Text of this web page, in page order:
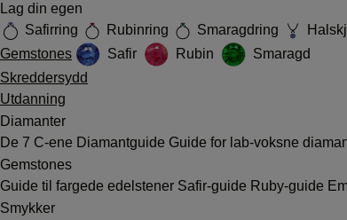
Lag din egen
Safirring
Rubinring Smaragdring
Gemstones
Safir Rubin
Smaragd
Skreddersydd
Utdanning
Diamanter
De 7 C-ene Diamantguide Guide for lab-voksne
Gemstones
Guide til fargede edelstener Safir-guide Ruby-guide
Smykker